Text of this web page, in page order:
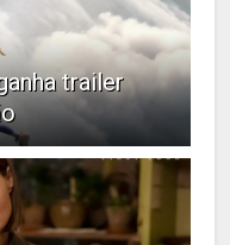
trailer